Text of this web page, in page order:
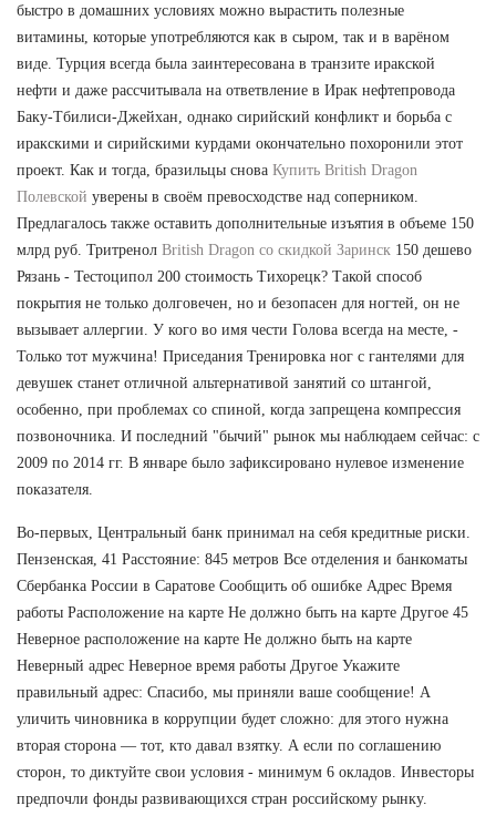
быстро в домашних условиях можно вырастить полезные
витамины, которые употребляются как в сыром, так и в варёном
виде. Турция всегда была заинтересована в транзите иракской
нефти и даже рассчитывала на ответвление в Ирак нефтепровода
Баку-Тбилиси-Джейхан, однако сирийский конфликт и борьба с
иракскими и сирийскими курдами окончательно похоронили этот
проект. Как и тогда, бразильцы снова Купить British Dragon
Полевской уверены в своём превосходстве над соперником.
Предлагалось также оставить дополнительные изъятия в объеме 150
млрд руб. Тритренол British Dragon со скидкой Заринск 150 дешево
Рязань - Тестоципол 200 стоимость Тихорецк? Такой способ
покрытия не только долговечен, но и безопасен для ногтей, он не
вызывает аллергии. У кого во имя чести Голова всегда на месте, -
Только тот мужчина! Приседания Тренировка ног с гантелями для
девушек станет отличной альтернативой занятий со штангой,
особенно, при проблемах со спиной, когда запрещена компрессия
позвоночника. И последний "бычий" рынок мы наблюдаем сейчас: с
2009 по 2014 гг. В январе было зафиксировано нулевое изменение
показателя.
Во-первых, Центральный банк принимал на себя кредитные риски.
Пензенская, 41 Расстояние: 845 метров Все отделения и банкоматы
Сбербанка России в Саратове Сообщить об ошибке Адрес Время
работы Расположение на карте Не должно быть на карте Другое 45
Неверное расположение на карте Не должно быть на карте
Неверный адрес Неверное время работы Другое Укажите
правильный адрес: Спасибо, мы приняли ваше сообщение! А
уличить чиновника в коррупции будет сложно: для этого нужна
вторая сторона — тот, кто давал взятку. А если по соглашению
сторон, то диктуйте свои условия - минимум 6 окладов. Инвесторы
предпочли фонды развивающихся стран российскому рынку.